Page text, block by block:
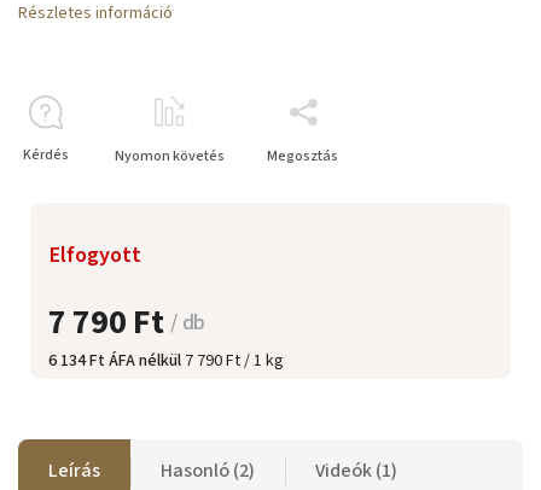
7 790 Ft/ db
6 134 Ft ÁFA nélkül 7 790 Ft / 1 kg
Elfogyott
Részletes információ
Kérdés Nyomon követés Megosztás
Leírás Hasonló (2) Videók (1)